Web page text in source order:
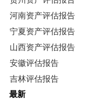
河南资产评估报告
宁夏资产评估报告
山西资产评估报告
安徽评估报告
吉林评估报告
最新